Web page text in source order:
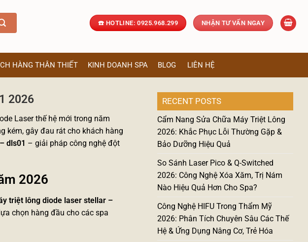
☎️ HOTLINE: 0925.968.299 NHẬN TƯ VẤN NGAY
HÀNG THÂN THIẾT KINH DOANH SPA BLOG LIÊN HỆ
2026
Laser thế hệ mới trong năm
kém, gây đau rát cho khách hàng
dls01 – giải pháp công nghệ đột
2026
triệt lông diode laser stellar –
chọn hàng đầu cho các spa
RECENT POSTS
Cẩm Nang Sửa Chữa Máy Triệt Lông
2026: Khắc Phục Lỗi Thường Gặp &
Bảo Dưỡng Hiệu Quả
So Sánh Laser Pico & Q-Switched
2026: Công Nghệ Xóa Xăm, Trị Nám
Nào Hiệu Quả Hơn Cho Spa?
Công Nghệ HIFU Trong Thẩm Mỹ
2026: Phân Tích Chuyên Sâu Các Thế
Hệ & Ứng Dụng Nâng Cơ, Trẻ Hóa